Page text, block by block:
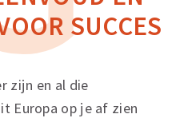
SUCCES
zijn en al die
Europa op je af zien